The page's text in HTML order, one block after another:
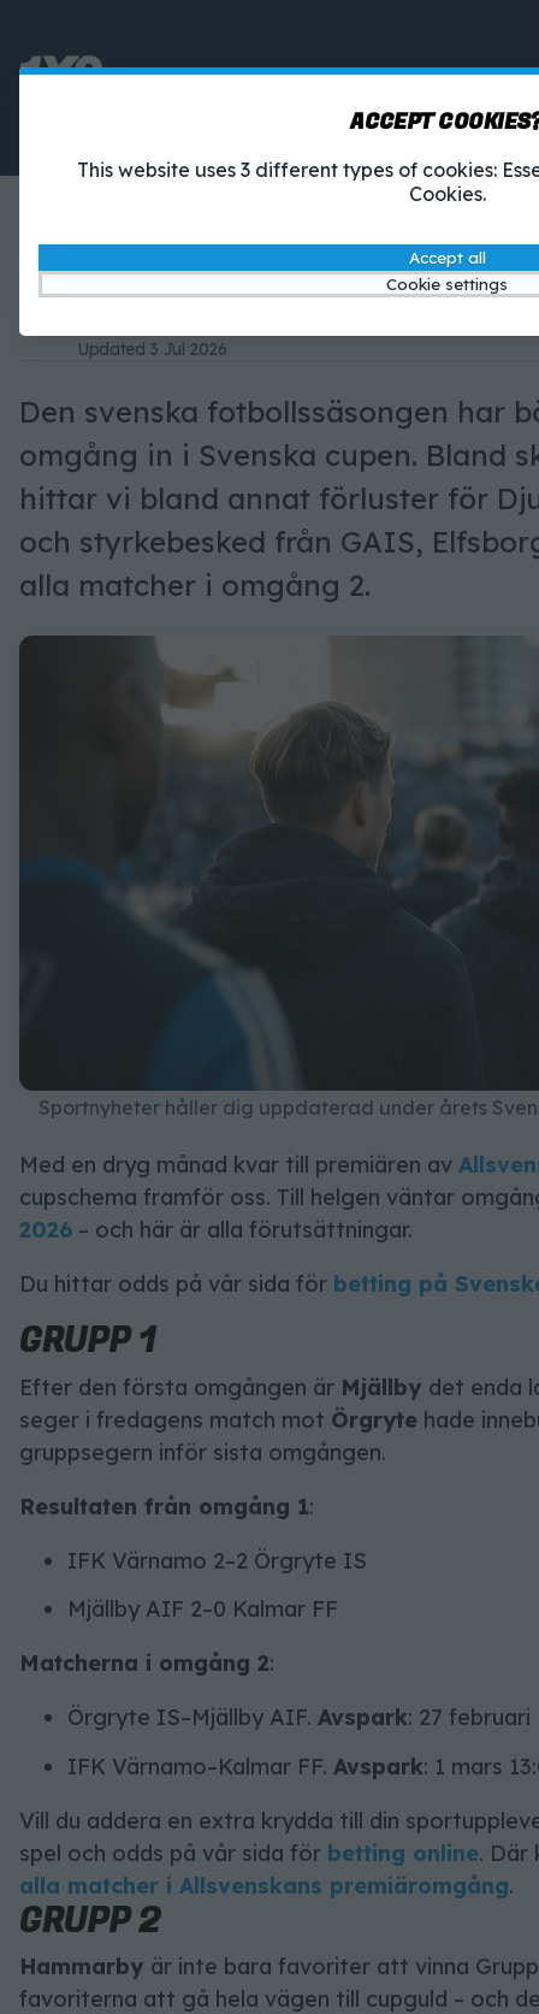
MATCHER
Simon Andersson, sportskribent
Simon Andersson, sportskribent
Updated 3 Jul 2026
Den svenska fotbollssäsongen har
omgång in i Svenska cupen. Bland
hittar vi bland annat förluster för
och styrkebesked från GAIS,
alla matcher i omgång 2.
Sportnyheter håller dig uppdaterad under årets
Med en dryg månad kvar till premiären av
cupschema framför oss. Till helgen väntar
2026 – och här är alla förutsättningar.
Du hittar odds på vår sida för betting på
GRUPP 1
Efter den första omgången är Mjällby det enda
seger i fredagens match mot Örgryte hade
gruppsegern inför sista omgången.
Resultaten från omgång 1:
IFK Värnamo 2–2 Örgryte IS
Mjällby AIF 2–0 Kalmar FF
Matcherna i omgång 2:
Örgryte IS–Mjällby AIF. Avspark: 27 februari
IFK Värnamo–Kalmar FF. Avspark: 1 mars
Vill du addera en extra krydda till din
spel och odds på vår sida för betting online. Där
alla matcher i Allsvenskans premiäromgång.
GRUPP 2
Hammarby är inte bara favoriter att vinna
favoriterna att gå hela vägen till cupguld – och
ACCEPT
This website uses 3 different types of cookies:
Cookies.
Accept all
Cookie settings